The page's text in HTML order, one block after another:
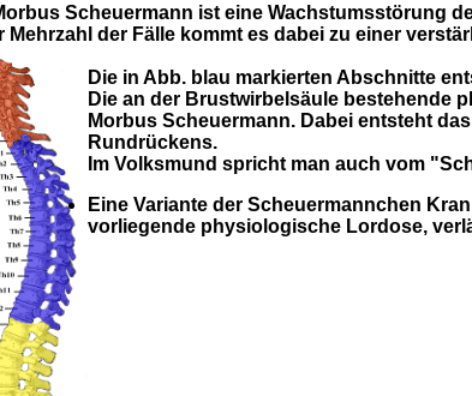
Scheuermann ist eine Wachstumsstörung
Mehrzahl der Fälle kommt es dabei zu einer
Die in Abb. blau markierten Abschnitte
Die an der Brustwirbelsäule bestehende
Morbus Scheuermann. Dabei entsteht
Rundrückens.
Im Volksmund spricht man auch vom
Eine Variante der Scheuermannchen
vorliegende physiologische Lordose,